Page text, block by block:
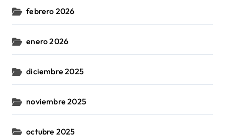
febrero 2026
enero 2026
diciembre 2025
noviembre 2025
octubre 2025